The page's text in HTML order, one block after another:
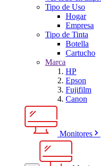
Tipo de Uso
Hogar
Empresa
Tipo de Tinta
Botella
Cartucho
Marca
HP
Epson
Fujifilm
Canon
Monitores